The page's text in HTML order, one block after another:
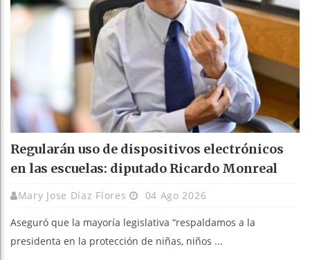
Regularán uso de dispositivos electrónicos
en las escuelas: diputado Ricardo Monreal
Mary Jose Díaz Flores 04 Ago 2026
Aseguró que la mayoría legislativa “respaldamos a la
presidenta en la protección de niñas, niños ...